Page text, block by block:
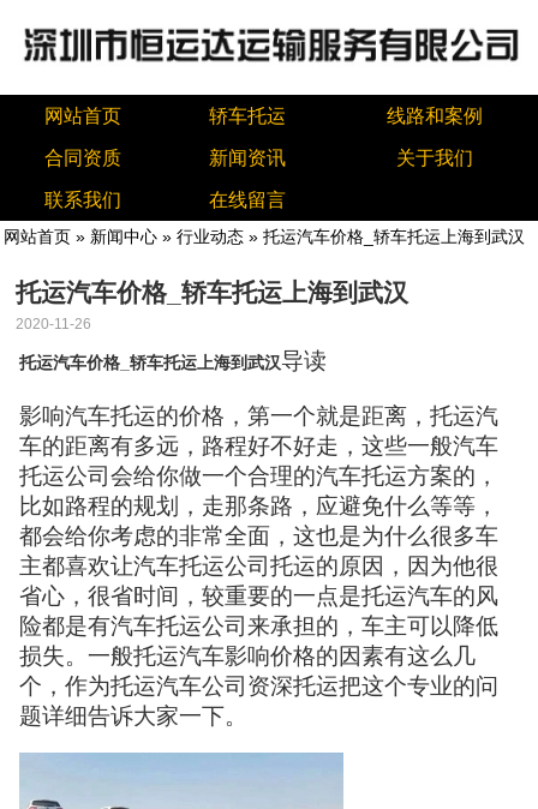
网站首页 轿车托运 线路和案例
合同资质 新闻资讯 关于我们
联系我们 在线留言
网站首页 » 新闻中心 » 行业动态 » 托运汽车价格_轿车托运上海到武汉
托运汽车价格_轿车托运上海到武汉
2020-11-26
托运汽车价格_轿车托运上海到武汉导读
影响汽车托运的价格，第一个就是距离，托运汽
车的距离有多远，路程好不好走，这些一般汽车
托运公司会给你做一个合理的汽车托运方案的，
比如路程的规划，走那条路，应避免什么等等，
都会给你考虑的非常全面，这也是为什么很多车
主都喜欢让汽车托运公司托运的原因，因为他很
省心，很省时间，较重要的一点是托运汽车的风
险都是有汽车托运公司来承担的，车主可以降低
损失。一般托运汽车影响价格的因素有这么几
个，作为托运汽车公司资深托运把这个专业的问
题详细告诉大家一下。